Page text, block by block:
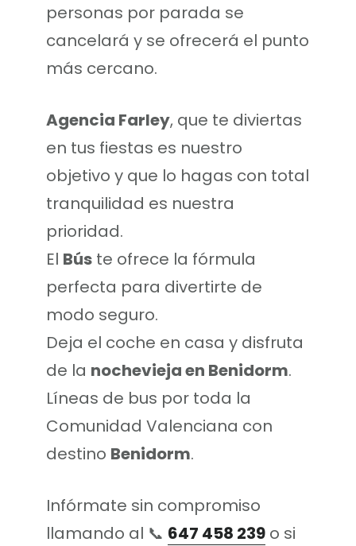
personas por parada se
cancelará y se ofrecerá el punto
más cercano.
Agencia Farley, que te diviertas
en tus fiestas es nuestro
objetivo y que lo hagas con total
tranquilidad es nuestra
prioridad.
El Bús te ofrece la fórmula
perfecta para divertirte de
modo seguro.
Deja el coche en casa y disfruta
de la nochevieja en Benidorm.
Líneas de bus por toda la
Comunidad Valenciana con
destino Benidorm.
Infórmate sin compromiso
llamando al 📞 647 458 239 o si